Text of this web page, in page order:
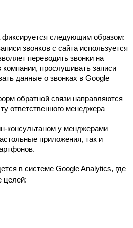
фиксируется следующим образом:
звонков с сайта используется
переводить звонки на
прослушивать записи
данные о звонках в Google
обратной связи направляются
ответственного менеджера
консультаном у менджерами
приложения, так и
в системе Google Analytics, где
целей: